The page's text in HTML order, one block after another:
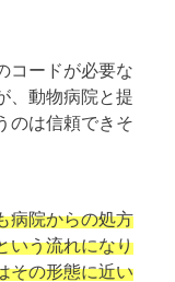
コードが必要な
、動物病院と提
のは信頼できそ
病院からの処方
いう流れになり
その形態に近い